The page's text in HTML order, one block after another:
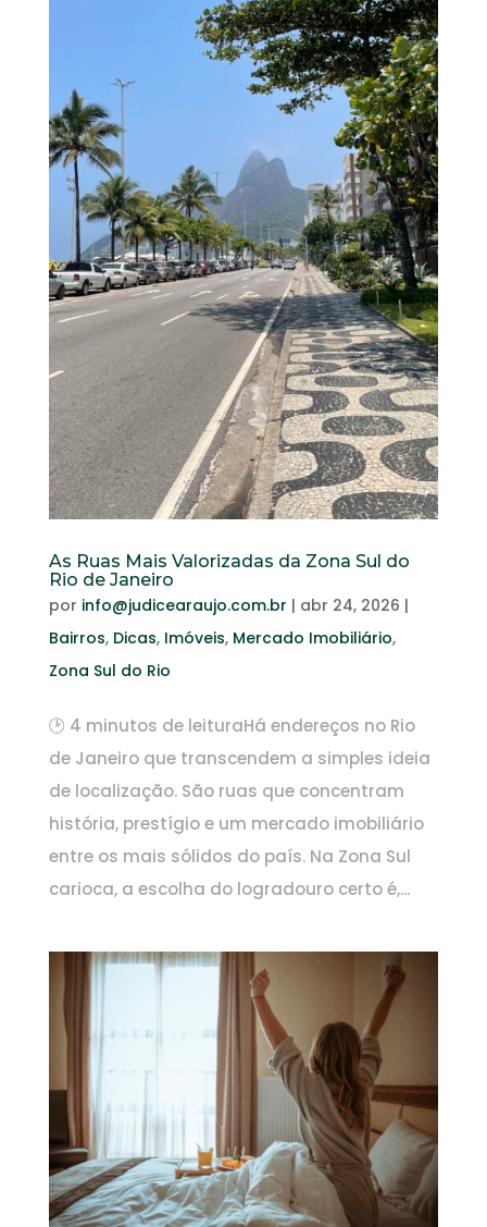
As Ruas Mais Valorizadas da Zona Sul do
Rio de Janeiro
por info@judicearaujo.com.br | abr 24, 2026 |
Bairros, Dicas, Imóveis, Mercado Imobiliário,
Zona Sul do Rio
🕑 4 minutos de leituraHá endereços no Rio
de Janeiro que transcendem a simples ideia
de localização. São ruas que concentram
história, prestígio e um mercado imobiliário
entre os mais sólidos do país. Na Zona Sul
carioca, a escolha do logradouro certo é,...